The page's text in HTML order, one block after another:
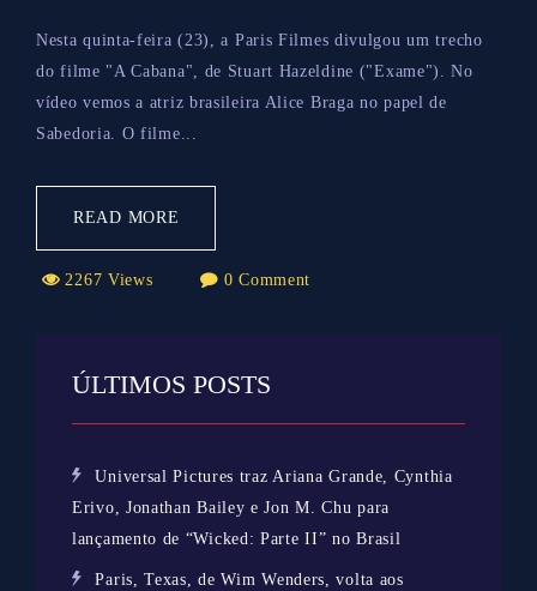
Nesta quinta-feira (23), a Paris Filmes divulgou um trecho
do filme "A Cabana", de Stuart Hazeldine ("Exame"). No
vídeo vemos a atriz brasileira Alice Braga no papel de
Sabedoria. O filme...
READ MORE
2267 Views 0 Comment
ÚLTIMOS POSTS
Universal Pictures traz Ariana Grande, Cynthia
Erivo, Jonathan Bailey e Jon M. Chu para
lançamento de “Wicked: Parte II” no Brasil
Paris, Texas, de Wim Wenders, volta aos